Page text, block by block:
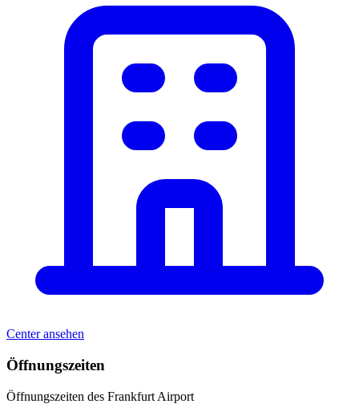
Center ansehen
Öffnungszeiten
Öffnungszeiten des Frankfurt Airport